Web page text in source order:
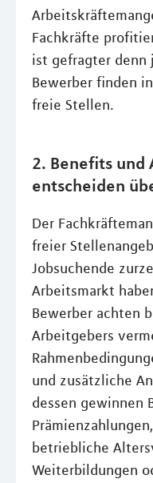
Fachkräfte
ist gefragter denn
Bewerber finden
freie Stellen.
2. Benefits und
entscheiden
Der
freier
Jobsuchende
Arbeitsmarkt
Bewerber achten
Arbeitgebers
und zusätzliche
dessen gewinnen
betriebliche
Weiterbildungen